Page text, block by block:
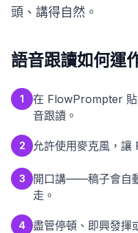
頭、講得自然。
語音跟讀如何運
1
在 FlowPrompter 貼
音跟讀。
2 允許使用麥克風，
3
開口講——稿子會自
走。
4
盡管停頓、即興發揮